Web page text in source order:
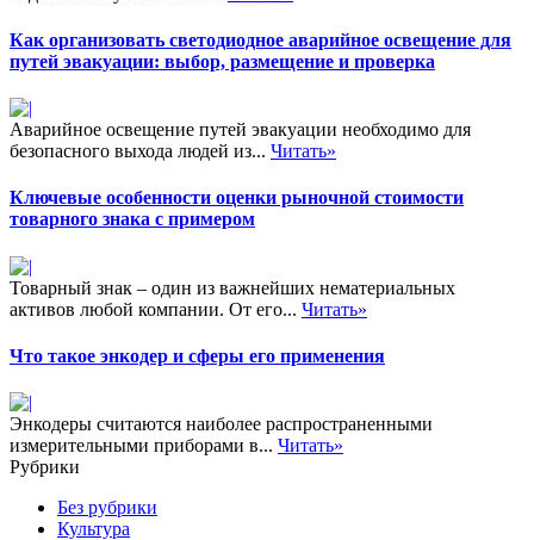
Как организовать светодиодное аварийное освещение для
путей эвакуации: выбор, размещение и проверка
Аварийное освещение путей эвакуации необходимо для
безопасного выхода людей из... Читать»
Ключевые особенности оценки рыночной стоимости
товарного знака с примером
Товарный знак – один из важнейших нематериальных
активов любой компании. От его... Читать»
Что такое энкодер и сферы его применения
Энкодеры считаются наиболее распространенными
измерительными приборами в... Читать»
Рубрики
Без рубрики
Культура